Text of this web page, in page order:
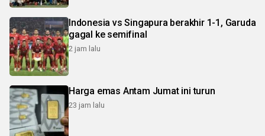
Indonesia vs Singapura berakhir 1-1, Garuda
gagal ke semifinal
2 jam lalu
Harga emas Antam Jumat ini turun
23 jam lalu